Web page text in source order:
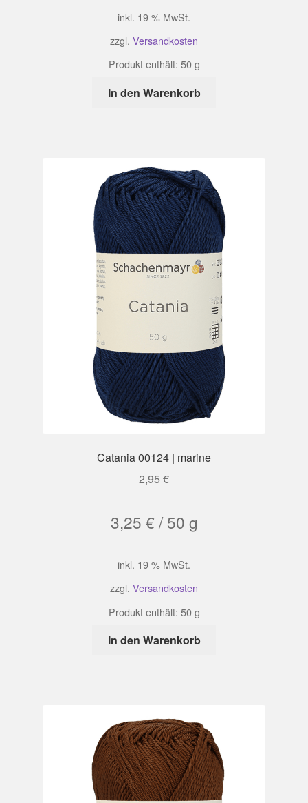
inkl. 19 % MwSt.
zzgl. Versandkosten
Produkt enthält: 50g
In den Warenkorb
Catania 00124 | marine
2,95 €
3,25 € /50 g
inkl. 19 % MwSt.
zzgl. Versandkosten
Produkt enthält: 50g
In den Warenkorb